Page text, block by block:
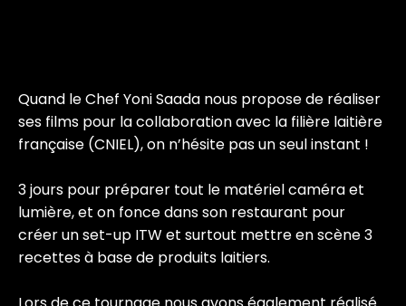
Quand le Chef Yoni Saada nous propose de réaliser
ses films pour la collaboration avec la filière laitière
française (CNIEL), on n’hésite pas un seul instant !
3 jours pour préparer tout le matériel caméra et
lumière, et on fonce dans son restaurant pour
créer un set-up ITW et surtout mettre en scène 3
recettes à base de produits laitiers.